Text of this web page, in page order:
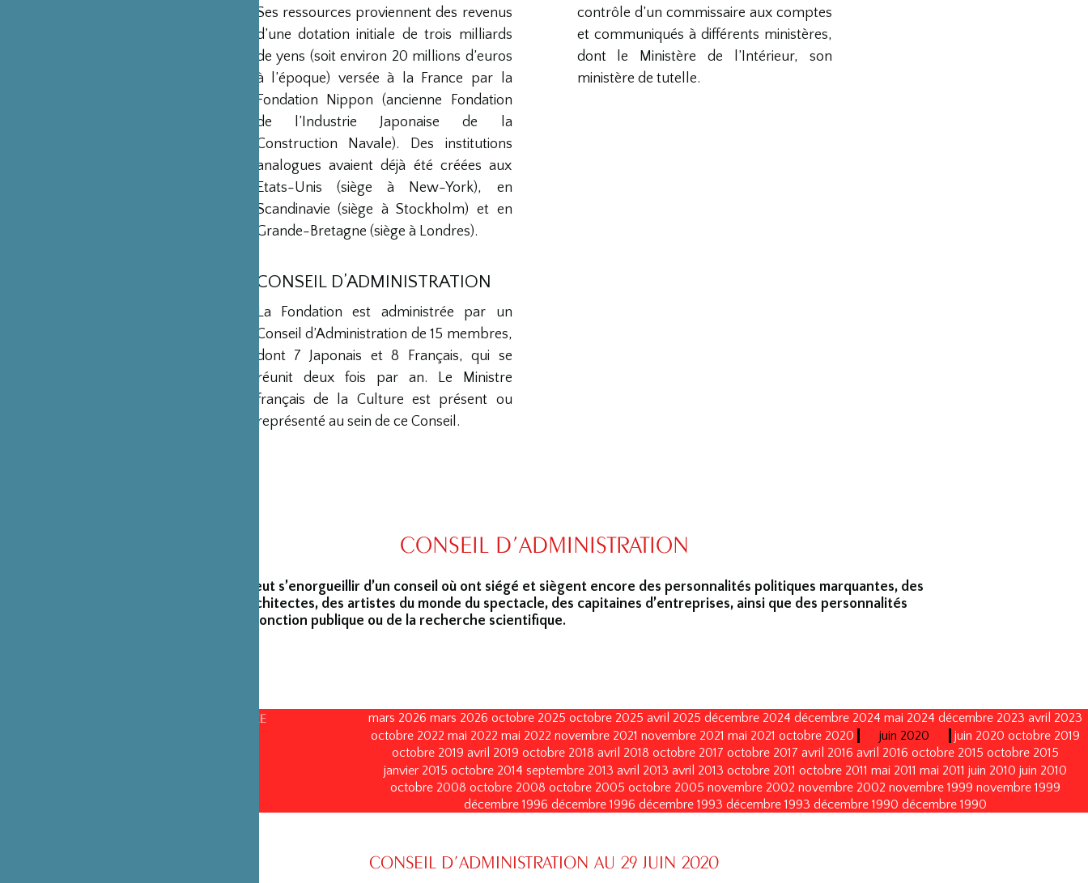
Ses ressources proviennent des revenus
d’une dotation initiale de trois milliards
de yens (soit environ 20 millions d’euros
à l’époque) versée à la France par la
Fondation Nippon (ancienne Fondation
de l’Industrie Japonaise de la
Construction Navale). Des institutions
analogues avaient déjà été créées aux
Etats-Unis (siège à New-York), en
Scandinavie (siège à Stockholm) et en
Grande-Bretagne (siège à Londres).
CONSEIL D’ADMINISTRATION
La Fondation est administrée par un
Conseil d’Administration de 15 membres,
dont 7 Japonais et 8 Français, qui se
réunit deux fois par an. Le Ministre
français de la Culture est présent ou
représenté au sein de ce Conseil.
contrôle d’un commissaire aux comptes
et communiqués à différents ministères,
dont le Ministère de l’Intérieur, son
ministère de tutelle.
CONSEIL D’ADMINISTRATION
La Fondation peut s’enorgueillir d’un conseil où ont siégé et siègent encore des personnalités politiques marquantes, des
créateurs et architectes, des artistes du monde du spectacle, des capitaines d’entreprises, ainsi que des personnalités
émérites de la fonction publique ou de la recherche scientifique.
CONSEILS D’ADMINISTRATION PAR ANNÉE mars 2026 mars 2026 octobre 2025 octobre 2025 avril 2025 décembre 2024 décembre 2024 mai 2024 décembre 2023 avril 2023
octobre 2022 mai 2022 mai 2022 novembre 2021 novembre 2021 mai 2021 octobre 2020 juin 2020 juin 2020 octobre 2019
octobre 2019 avril 2019 octobre 2018 avril 2018 octobre 2017 octobre 2017 avril 2016 avril 2016 octobre 2015 octobre 2015
janvier 2015 octobre 2014 septembre 2013 avril 2013 avril 2013 octobre 2011 octobre 2011 mai 2011 mai 2011 juin 2010 juin 2010
octobre 2008 octobre 2008 octobre 2005 octobre 2005 novembre 2002 novembre 2002 novembre 1999 novembre 1999
décembre 1996 décembre 1996 décembre 1993 décembre 1993 décembre 1990 décembre 1990
CONSEIL D’ADMINISTRATION AU 29 JUIN 2020